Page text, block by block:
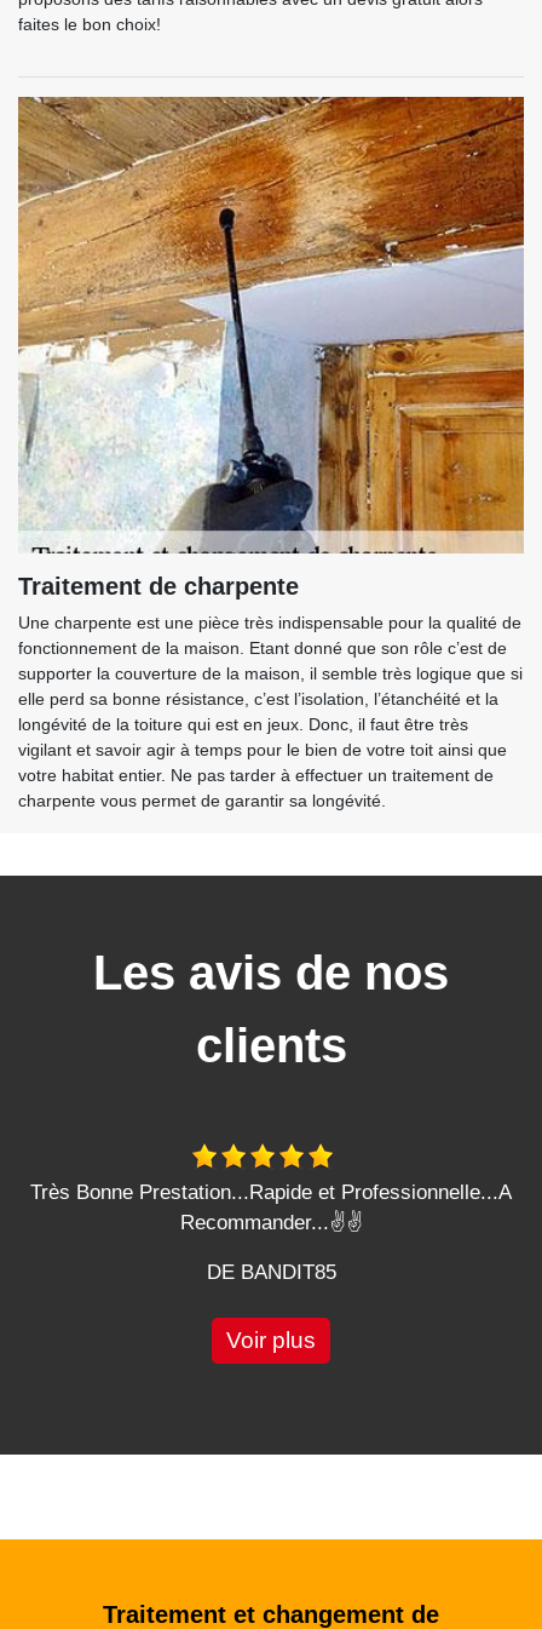
faites le bon choix!
Traitement de charpente
Une charpente est une pièce très indispensable pour la qualité de
fonctionnement de la maison. Etant donné que son rôle c’est de
supporter la couverture de la maison, il semble très logique que si
elle perd sa bonne résistance, c’est l’isolation, l’étanchéité et la
longévité de la toiture qui est en jeux. Donc, il faut être très
vigilant et savoir agir à temps pour le bien de votre toit ainsi que
votre habitat entier. Ne pas tarder à effectuer un traitement de
charpente vous permet de garantir sa longévité.
Les avis de nos
clients
Très Bonne Prestation...Rapide et Professionnelle...A
Recommander...✌️✌️
DE BANDIT85
Voir plus
Traitement et changement de